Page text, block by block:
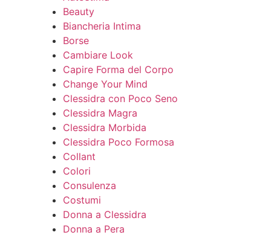
Beauty
Biancheria Intima
Borse
Cambiare Look
Capire Forma del Corpo
Change Your Mind
Clessidra con Poco Seno
Clessidra Magra
Clessidra Morbida
Clessidra Poco Formosa
Collant
Colori
Consulenza
Costumi
Donna a Clessidra
Donna a Pera